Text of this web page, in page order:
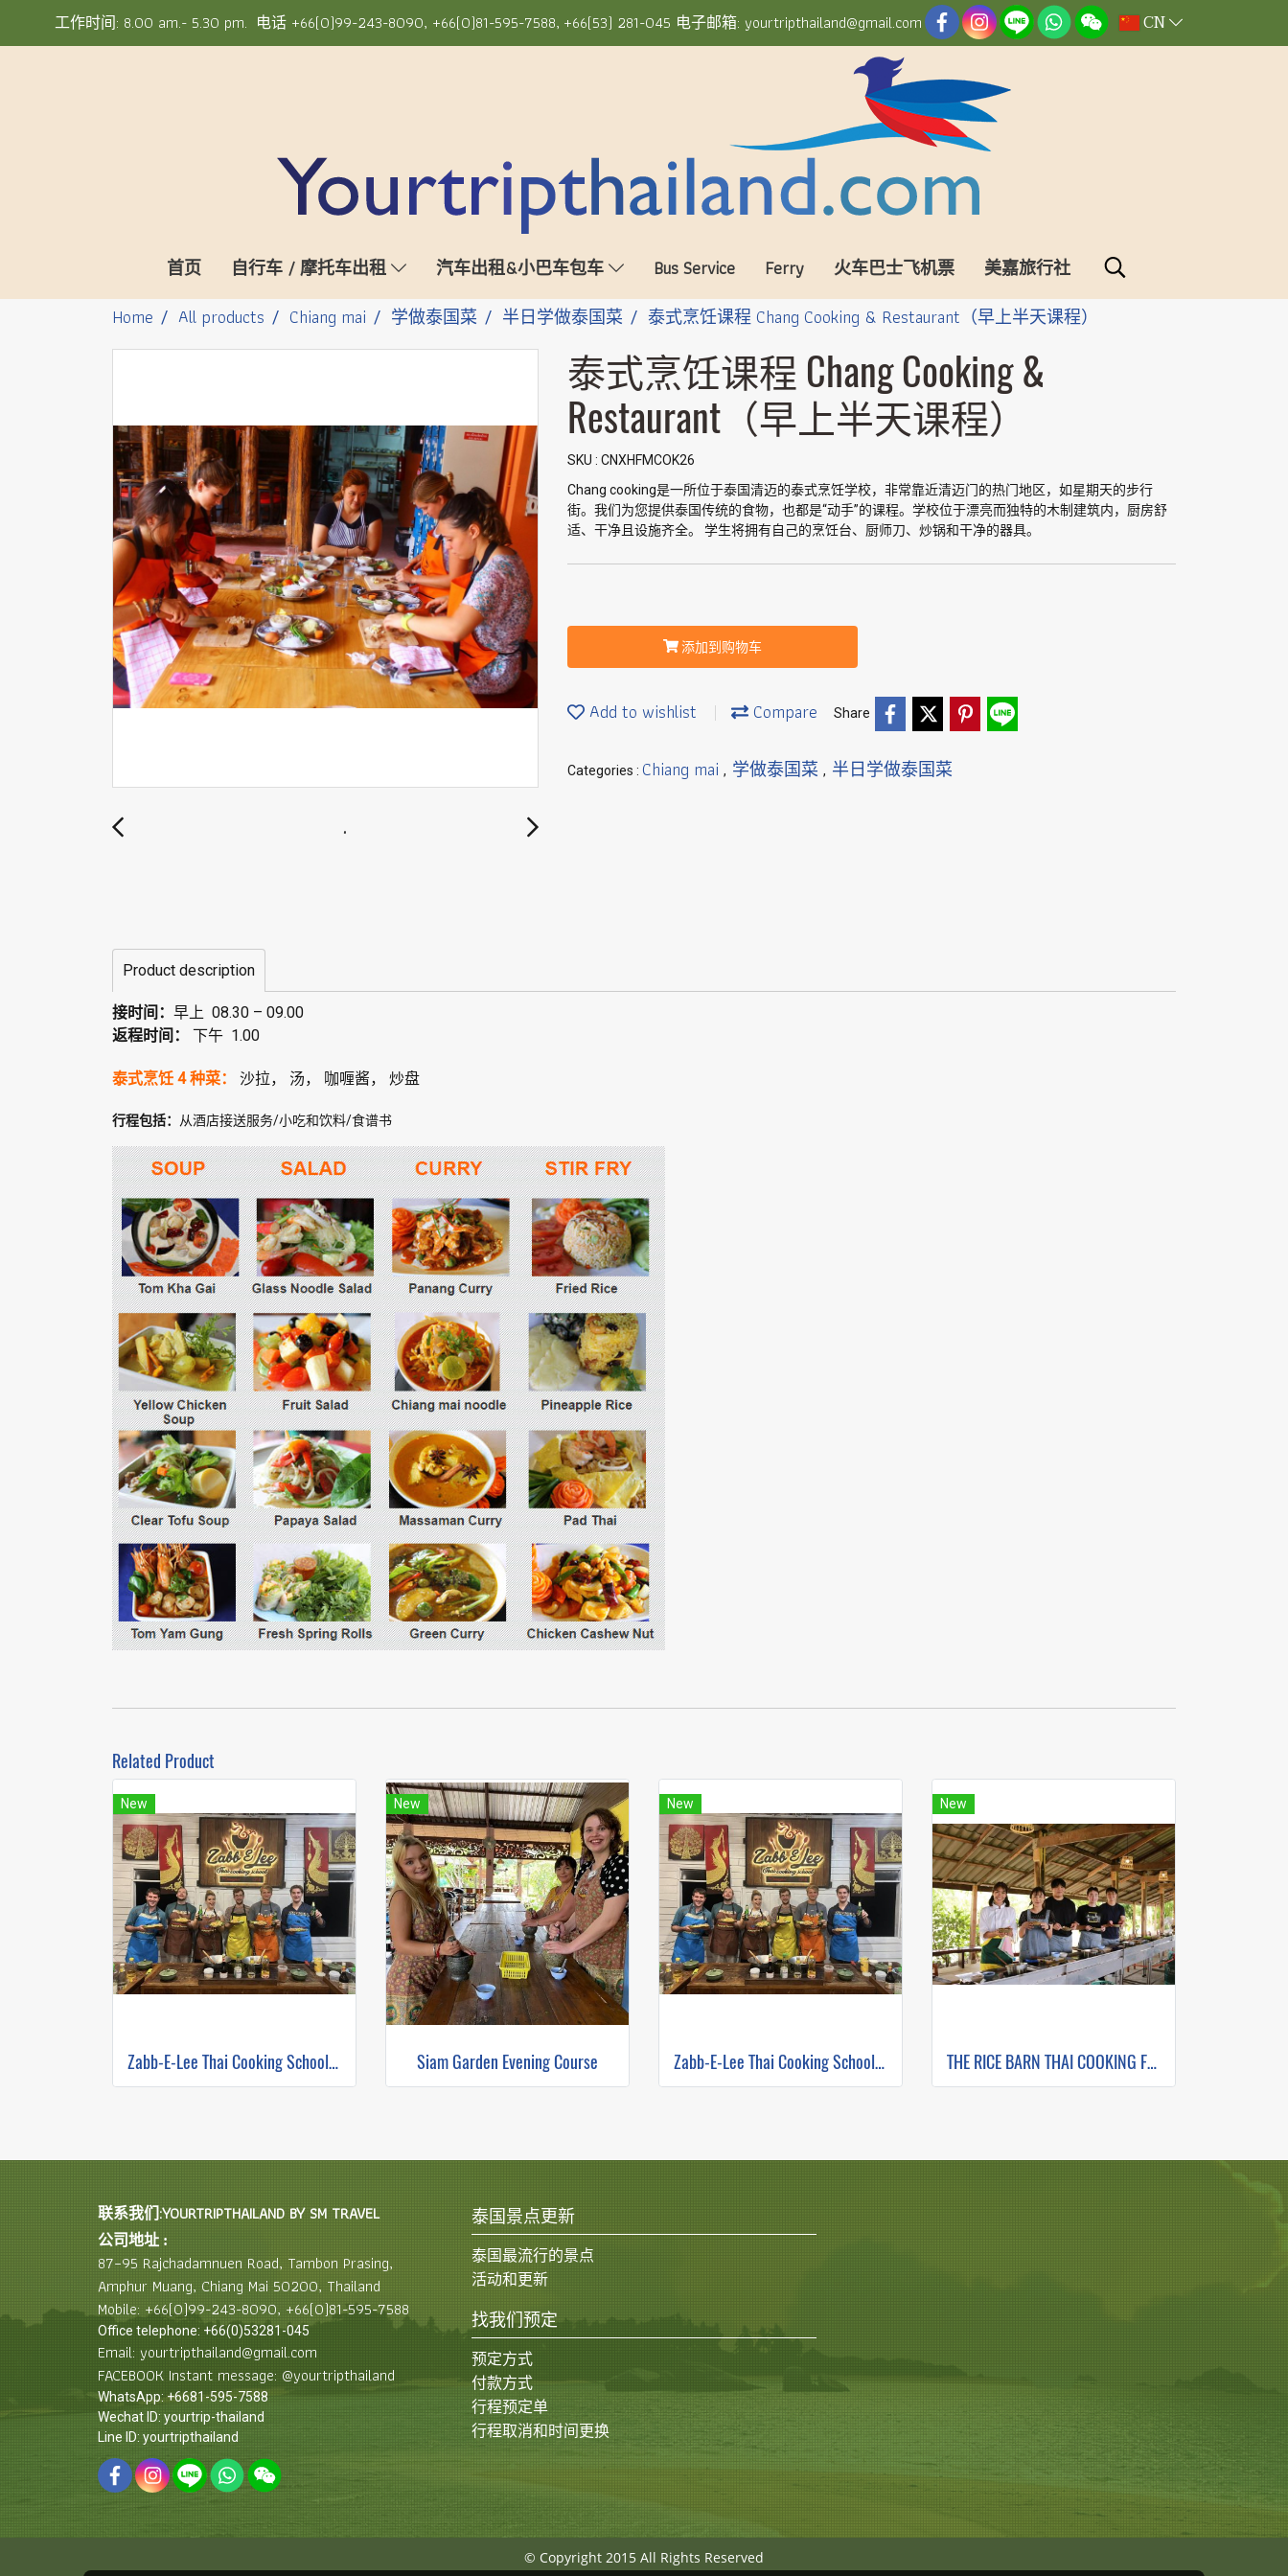
工作时间: 8.00 am.- 5.30 pm. 电话 +66(0)99-243-8090, +66(0)81-595-7588, +66(53) 281-045 电子邮箱: yourtripthailand@gmail.com CN
首页 自行车 / 摩托车出租 汽车出租&小巴车包车 Bus Service Ferry 火车巴士飞机票
美嘉旅行社
Home
All products Chiang mai 学做泰国菜 半日学做泰国菜 泰式烹饪课程 Chang Cooking & Restaurant（早上半天课程）
泰式烹饪课程 Chang Cooking &
Restaurant（早上半天课程）
SKU : CNXHFMCOK26
Chang cooking是一所位于泰国清迈的泰式烹饪学校，非常靠近清迈门的热门地区，如星期天的步行
街。我们为您提供泰国传统的食物，也都是“动手”的课程。学校位于漂亮而独特的木制建筑内，厨房舒
适、干净且设施齐全。 学生将拥有自己的烹饪台、厨师刀、炒锅和干净的器具。
添加到购物车
Add to wishlist Compare Share
Categories : Chiang mai , 学做泰国菜 , 半日学做泰国菜
Product description
接时间： 早上 08.30 – 09.00
返程时间： 下午 1.00
泰式烹饪 4 种菜： 沙拉， 汤， 咖喱酱， 炒盘
行程包括： 从酒店接送服务/小吃和饮料/食谱书
Related Product
New
Zabb-E-Lee Thai Cooking School (In Organic Farm) Half day Morning Class
New
Siam Garden Evening Course
New
Zabb-E-Lee Thai Cooking School (In Organic Farm) Half day Morning Class
New
THE RICE BARN THAI COOKING FARM(copy)
联系我们:YOURTRIPTHAILAND BY SM TRAVEL
公司地址 :
87–95 Rajchadamnuen Road, Tambon Prasing,
Amphur Muang, Chiang Mai 50200, Thailand
Mobile: +66(0)99-243-8090, +66(0)81-595-7588
Office telephone: +66(0)53281-045
Email: yourtripthailand@gmail.com
FACEBOOK Instant message: @yourtripthailand
WhatsApp: +6681-595-7588
Wechat ID: yourtrip-thailand
Line ID: yourtripthailand
泰国景点更新
泰国最流行的景点
活动和更新
找我们预定
预定方式
付款方式
行程预定单
行程取消和时间更换
© Copyright 2015 All Rights Reserved